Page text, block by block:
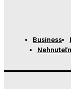
Business